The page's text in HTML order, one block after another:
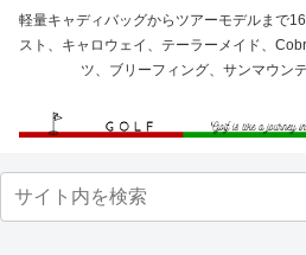
軽量キャディバッグからツアーモデルまで
スト、キャロウェイ、テーラーメイド、
ツ、ブリーフィング、サンマウン